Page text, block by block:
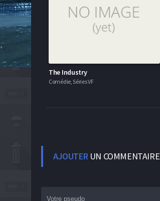
The Industry
Comédie, Séries VF
AJOUTERUN COMMENTAIRE